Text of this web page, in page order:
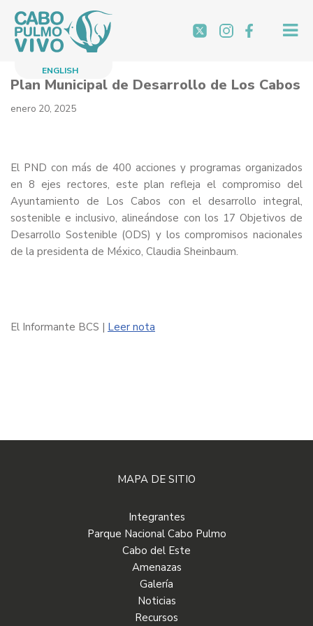
Saltar
al
contenidoENGLISH
Plan Municipal de Desarrollo de Los Cabos
enero 20, 2025
El PND con más de 400 acciones y programas organizados
en 8 ejes rectores, este plan refleja el compromiso del
Ayuntamiento de Los Cabos con el desarrollo integral,
sostenible e inclusivo, alineándose con los 17 Objetivos de
Desarrollo Sostenible (ODS) y los compromisos nacionales
de la presidenta de México, Claudia Sheinbaum.
El Informante BCS | Leer nota
MAPA DE SITIO
Integrantes
Parque Nacional Cabo Pulmo
Cabo del Este
Amenazas
Galería
Noticias
Recursos